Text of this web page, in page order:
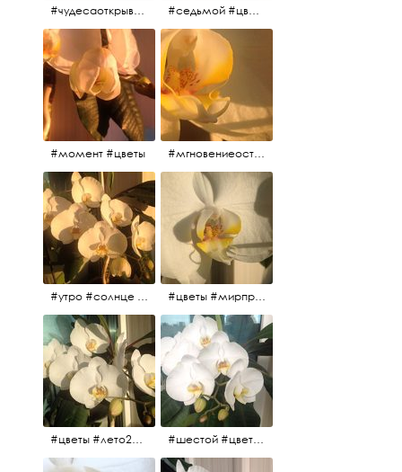
#чудесаоткрываются #красота #чудоприроды #нежность #цветы #прекрасное #седьмой #цветы #жизньналоджии
#момент #цветы #мгновениеостановись #прекрасныймомент #жаждарасцвета
#утро #солнце #белыеночи2017 #санктпетербург #цветы #седьмойпошёл #цветы #мирпрекрасен #пятьутра
#цветы #лето2017 #седьмойнаподходе #шестой #всегодевять #шестой #цветыцветут #цветы #лето2017 #летнийснег